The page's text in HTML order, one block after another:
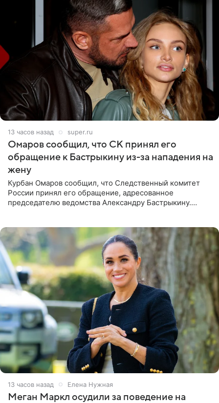
13 часов назад super.ru
Омаров сообщил, что СК принял его
обращение к Бастрыкину из-за нападения на
жену
Курбан Омаров сообщил, что Следственный комитет
России принял его обращение, адресованное
председателю ведомства Александру Бастрыкину.
13 часов назад Елена Нужная
Меган Маркл осудили за поведение на